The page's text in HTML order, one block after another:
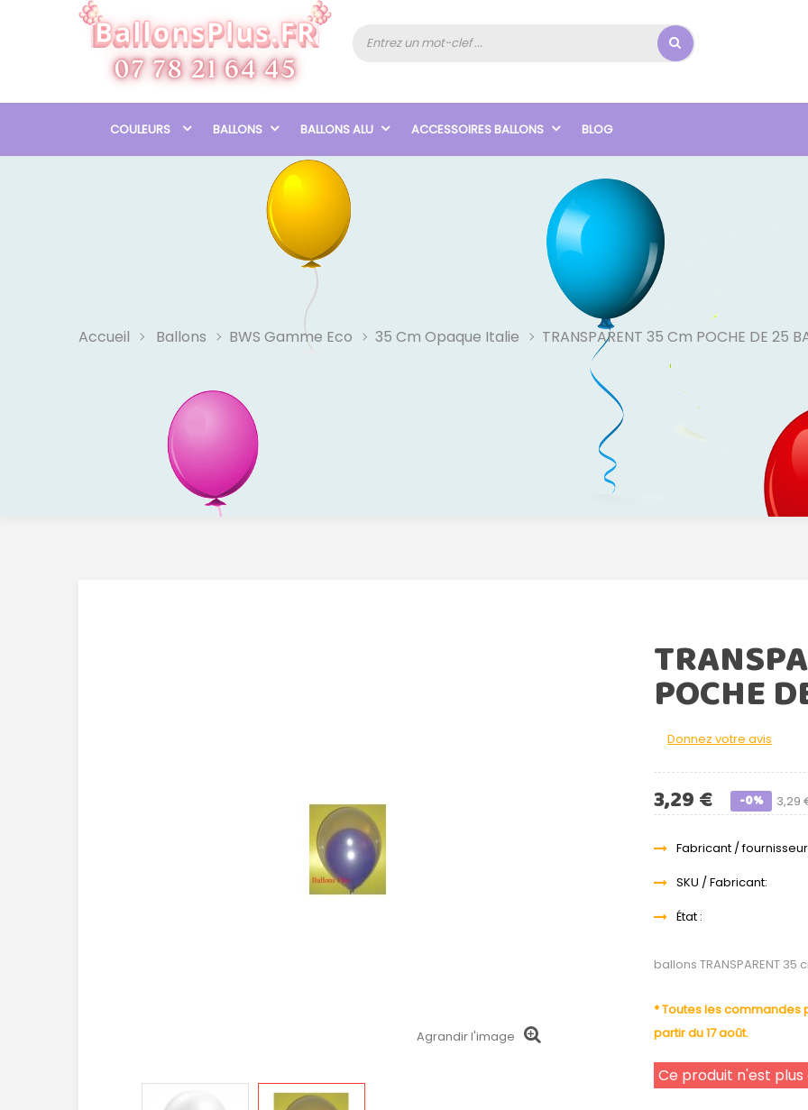
COULEURS BALLONS BALLONS ALU ACCESSOIRES BALLONS BLOG
Accueil Ballons BWS Gamme Eco 35 Cm Opaque Italie TRANSPARENT 35 Cm POCHE DE 25
Agrandir l'image
POCHE
Donnez votre avis
3,29
3,29 € -0%
Fabricant /
SKU / Fabricant:
État :
ballons TRANSPARENT
* Toutes les commandes
partir du 17 août.
Ce produit n'est